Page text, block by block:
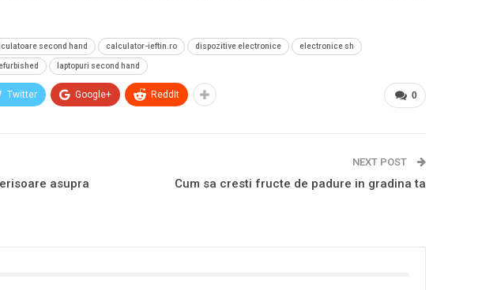
second hand calculator-ieftin.ro dispozitive electronice electronice sh
laptopuri second hand
0
Twitter Google+ ReddIt
asupra
NEXT POST
Cum sa cresti fructe de padure in gradina ta